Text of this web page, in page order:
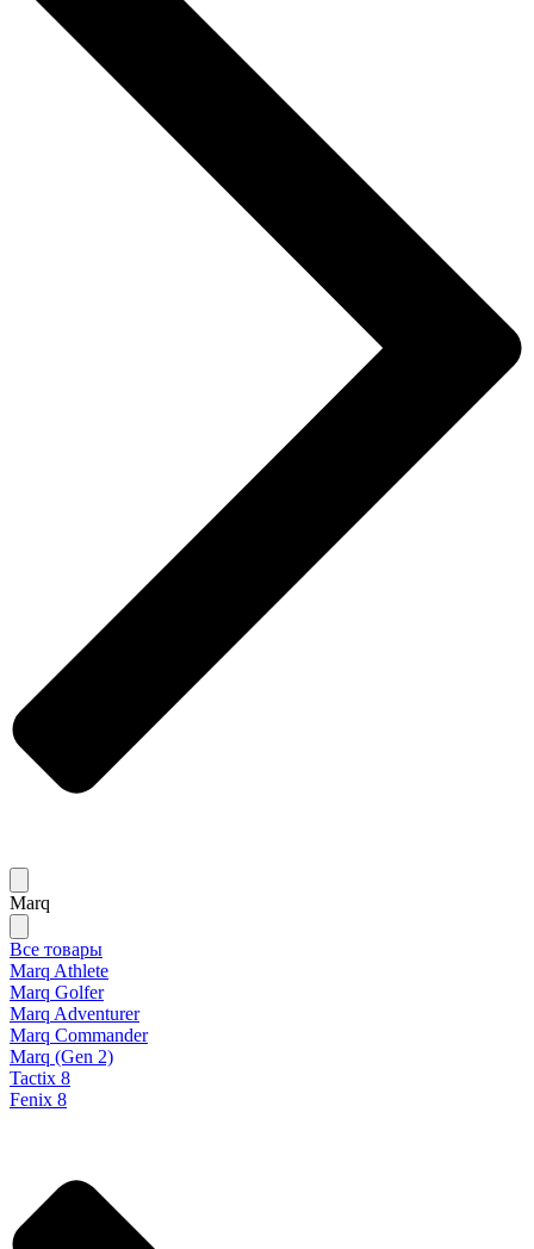
Marq
Все товары
Marq Athlete
Marq Golfer
Marq Adventurer
Marq Commander
Marq (Gen 2)
Tactix 8
Fenix 8